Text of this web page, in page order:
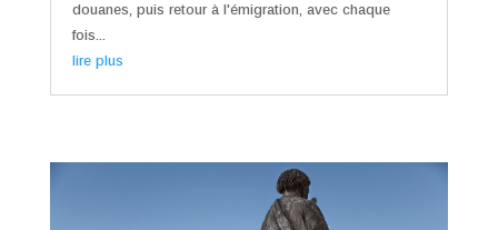
douanes, puis retour à l'émigration, avec chaque
fois...
lire plus